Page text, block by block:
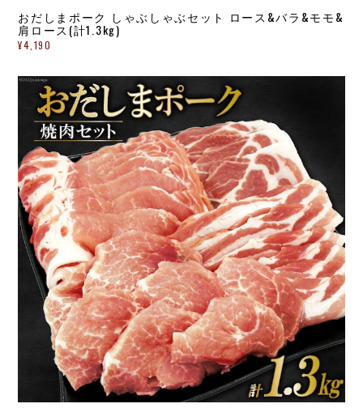
おだしまポーク しゃぶしゃぶセット ロース&バラ&モモ&
肩ロース(計1.3kg)
¥4,190